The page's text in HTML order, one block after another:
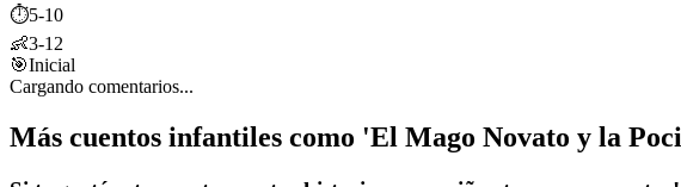
⏱️5-10
👶3-12
🎯Inicial
Cargando comentarios...
Más cuentos infantiles como 'El Mago Novato y la